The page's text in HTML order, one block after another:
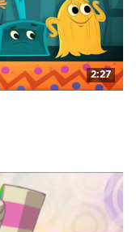
2:27